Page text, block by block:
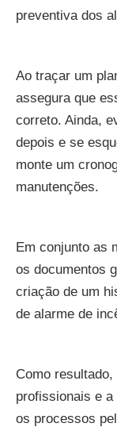
preventiva dos
Ao traçar um
assegura que
correto. Ainda,
depois e se
monte um
manutenções.
Em conjunto as
os documentos
criação de um
de alarme de
Como
profissionais e a
os processos